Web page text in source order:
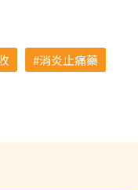
消炎止痛藥